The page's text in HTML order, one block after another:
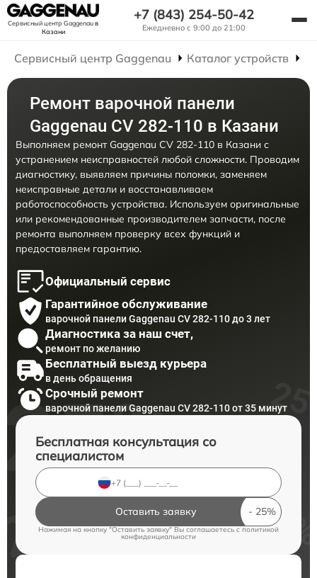
Сервисный центр Gaggenauв
Казани
+7 (843) 254-50-42
Ежедневно с 9:00 до 21:00
Сервисный центр Gaggenau Каталог устройств
Ремонт варочной панели
Gaggenau CV 282-110 в Казани
Выполняем ремонт Gaggenau CV 282-110 в Казани с
устранением неисправностей любой сложности. Проводим
диагностику, выявляем причины поломки, заменяем
неисправные детали и восстанавливаем
работоспособность устройства. Используем оригинальные
или рекомендованные производителем запчасти, после
ремонта выполняем проверку всех функций и
предоставляем гарантию.
Официальный сервис
Гарантийное обслуживание
варочной панели Gaggenau CV 282-110 до 3 лет
Диагностика за наш счет,
ремонт по желанию
Бесплатный выезд курьера
в день обращения
Срочный ремонт
варочной панели Gaggenau CV 282-110 от 35 минут
Бесплатная консультация со
специалистом
Оставить заявку
Нажимая на кнопку "Оставить заявку" Вы соглашаетесь c политикой
конфиденциальности